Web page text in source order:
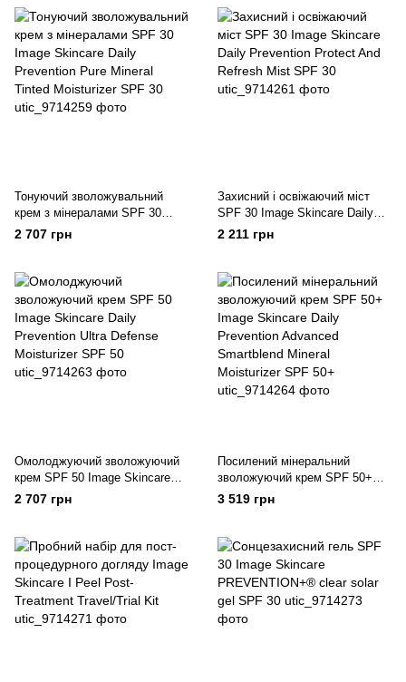
Тонуючий зволожувальний
крем з мінералами SPF 30
Image Skincare Daily Prevention
Pure Mineral Tinted Moisturizer
2 707 грн
Захисний і освіжаючий міст
SPF 30 Image Skincare Daily
Prevention Protect And Refresh
Mist SPF 30
2 211 грн
Омолоджуючий зволожуючий
крем SPF 50 Image Skincare
Daily Prevention Ultra Defense
Moisturizer SPF 50
2 707 грн
Посилений мінеральний
зволожуючий крем SPF 50+
Image Skincare Daily Prevention
Advanced Smartblend Mineral
3 519 грн